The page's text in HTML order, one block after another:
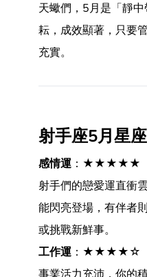
天蠍們，5月是「靜
耘，成效顯著，只要
充實。
射手座5月星
感情運 ：★★★★★
射手們的戀愛運直衝
能閃亮登場，有伴者
或挑戰新鮮事。
工作運 ：★★★★☆